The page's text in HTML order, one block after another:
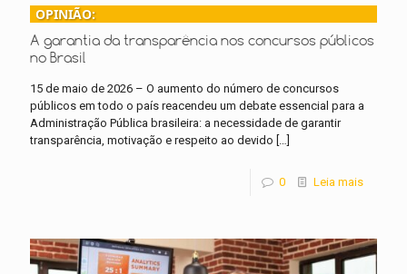
OPINIÃO:
A garantia da transparência nos concursos públicos
no Brasil
15 de maio de 2026 – O aumento do número de concursos
públicos em todo o país reacendeu um debate essencial para a
Administração Pública brasileira: a necessidade de garantir
transparência, motivação e respeito ao devido […]
0 Leia mais